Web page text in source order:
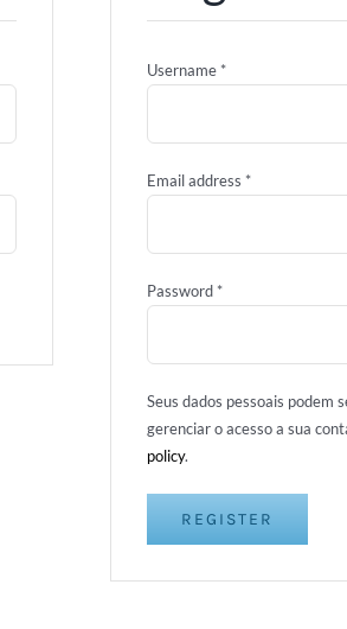
Username *
Email address *
Password *
Seus dados pessoais podem
gerenciar o acesso a sua
policy.
REGISTER